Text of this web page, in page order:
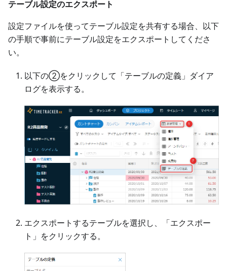
テーブル設定のエクスポート
設定ファイルを使ってテーブル設定を共有する場合、以下
の手順で事前にテーブル設定をエクスポートしてくださ
い。
以下の②をクリックして「テーブルの定義」ダイア
ログを表示する。
エクスポートするテーブルを選択し、「エクスポー
ト」をクリックする。